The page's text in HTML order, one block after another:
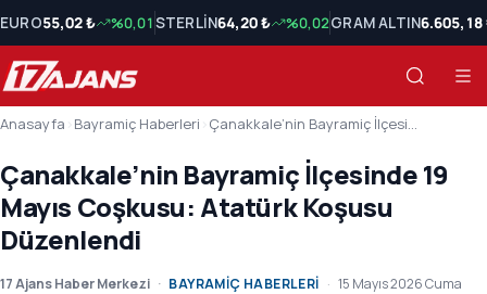
EURO55,02 ₺ %0,01STERLİN64,20 ₺ %0,02GRAM ALTIN6.605,18
Anasayfa Bayramiç Haberleri Çanakkale’nin Bayramiç İlçesinde 19 Mayıs Coşkusu: Atatürk Koşusu Düzenlendi
Çanakkale’nin Bayramiç İlçesinde 19
Mayıs Coşkusu: Atatürk Koşusu
Düzenlendi
17 Ajans Haber Merkezi BAYRAMIÇ HABERLERI
15 Mayıs 2026 Cuma